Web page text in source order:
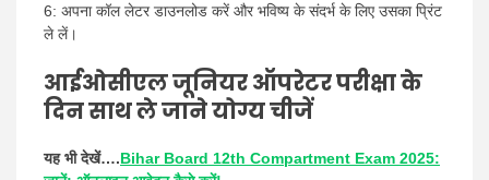
6: अपना कॉल लेटर डाउनलोड करें और भविष्य के संदर्भ के लिए उसका प्रिंट
ले लें।
आईओसीएल जूनियर ऑपरेटर परीक्षा के
दिन साथ ले जाने योग्य चीजें
यह भी देखें….Bihar Board 12th Compartment Exam 2025: